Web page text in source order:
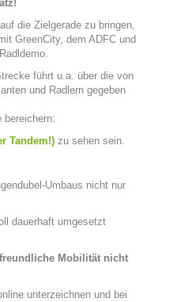
die Zielgerade zu bringen,
GreenCity, dem ADFC und
führt u.a. über die von
und Radlern gegeben
bereichern:
Tandem!) zu sehen sein.
Umbaus nicht nur
dauerhaft umgesetzt
Mobilität nicht
unterzeichnen und bei